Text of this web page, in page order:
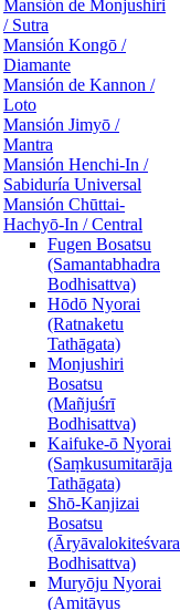
Mansión de Monjushiri
/ Sutra
Mansión Kongō /
Diamante
Mansión de Kannon /
Loto
Mansión Jimyō /
Mantra
Mansión Henchi-In /
Sabiduría Universal
Mansión Chūttai-
Hachyō-In / Central
Fugen Bosatsu
(Samantabhadra
Bodhisattva)
Hōdō Nyorai
(Ratnaketu
Tathāgata)
Monjushiri
Bosatsu
(Mañjuśrī
Bodhisattva)
Kaifuke-ō Nyorai
(Saṃkusumitarāja
Tathāgata)
Shō-Kanjizai
Bosatsu
(Āryāvalokiteśvara
Bodhisattva)
Muryōju Nyorai
(Amitāyus